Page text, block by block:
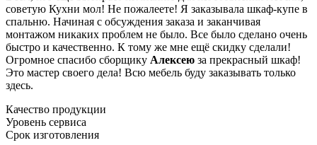
советую Кухни мол! Не пожалеете! Я заказывала шкаф-купе в
спальню. Начиная с обсуждения заказа и заканчивая
монтажом никаких проблем не было. Все было сделано очень
быстро и качественно. К тому же мне ещё скидку сделали!
Огромное спасибо сборщику Алексею за прекрасный шкаф!
Это мастер своего дела! Всю мебель буду заказывать только
здесь.
Качество продукции
Уровень сервиса
Срок изготовления